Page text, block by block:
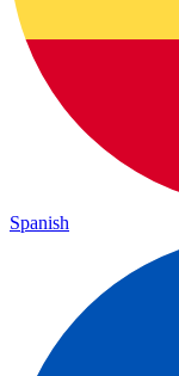
Spanish